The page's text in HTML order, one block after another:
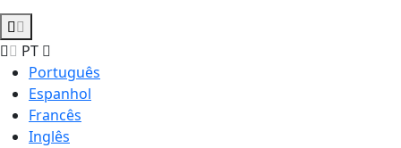
PT
Português
Espanhol
Francês
Inglês